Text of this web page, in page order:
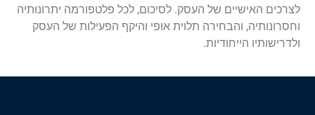
לצרכים האישיים של העסק. לסיכום, לכל פלטפורמה יתרונותיה
וחסרונותיה, והבחירה תלוית אופי והיקף הפעילות של העסק
ולדרישותיו הייחודיות.